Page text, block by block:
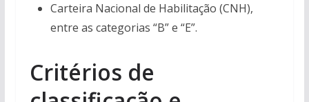
Carteira Nacional de Habilitação (CNH),
entre as categorias “B” e “E”.
Critérios de